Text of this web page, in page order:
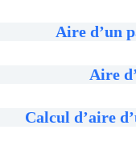
Aire d’un
Aire
Calcul d’aire